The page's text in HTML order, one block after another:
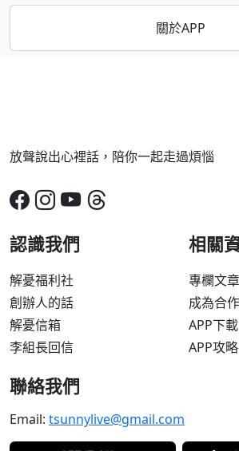
關於APP
放聲說出心裡話，陪你一起走過煩惱
認識我們
解憂福利社
創辦人的話
解憂信箱
李組長回信
相關
專欄文章
成為合
APP下載
APP攻
聯絡我們
Email: tsunnylive@gmail.com